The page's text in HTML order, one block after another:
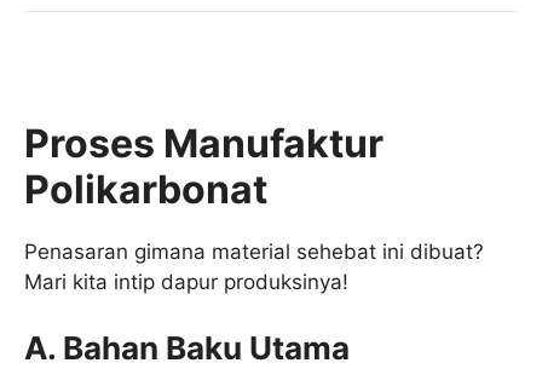
Proses Manufaktur
Polikarbonat
Penasaran gimana material sehebat ini dibuat?
Mari kita intip dapur produksinya!
A. Bahan Baku Utama